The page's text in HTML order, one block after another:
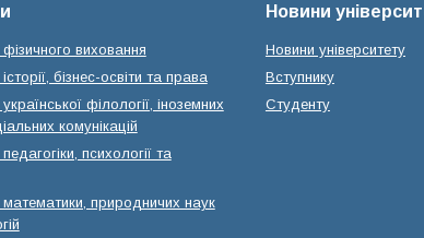
виховання
бізнес-освіти та права
філології, іноземних
комунікацій
психології та
природничих наук
Новини
Новини університету
Вступнику
Студенту